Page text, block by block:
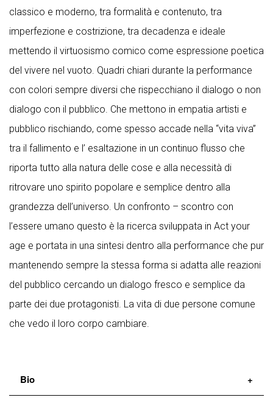
classico e moderno, tra formalità e contenuto, tra
imperfezione e costrizione, tra decadenza e ideale
mettendo il virtuosismo comico come espressione poetica
del vivere nel vuoto. Quadri chiari durante la performance
con colori sempre diversi che rispecchiano il dialogo o non
dialogo con il pubblico. Che mettono in empatia artisti e
pubblico rischiando, come spesso accade nella “vita viva”
tra il fallimento e l’ esaltazione in un continuo flusso che
riporta tutto alla natura delle cose e alla necessità di
ritrovare uno spirito popolare e semplice dentro alla
grandezza dell’universo. Un confronto – scontro con
l’essere umano questo è la ricerca sviluppata in Act your
age e portata in una sintesi dentro alla performance che pur
mantenendo sempre la stessa forma si adatta alle reazioni
del pubblico cercando un dialogo fresco e semplice da
parte dei due protagonisti. La vita di due persone comune
che vedo il loro corpo cambiare.
Bio